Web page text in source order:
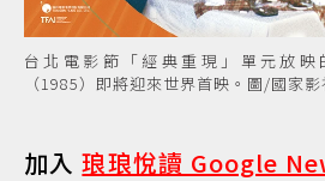
台北電影節「經典重現」單元放映
（1985）即將迎來世界首映。圖/國家
加入琅琅悅讀 Google